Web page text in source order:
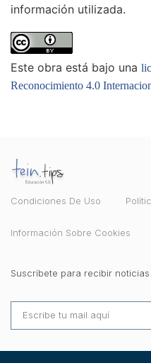
información utilizada.
Este obra está bajo una
Reconocimiento 4.0
Condiciones De Uso
Información Sobre Cookies
Suscríbete para recibir